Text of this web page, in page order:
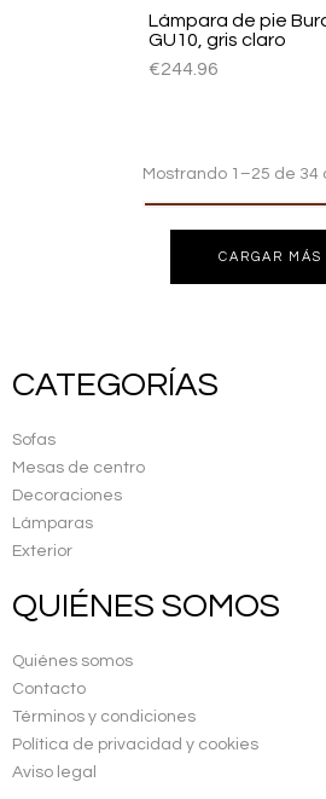
Lámpara de pie
GU10, gris claro
€244.96
Mostrando 1–25 de 34
CARGAR MÁS
CATEGORÍAS
Sofas
Mesas de centro
Decoraciones
Lámparas
Exterior
QUIÉNES SOMOS
Quiénes somos
Contacto
Términos y condiciones
Política de privacidad y cookies
Aviso legal